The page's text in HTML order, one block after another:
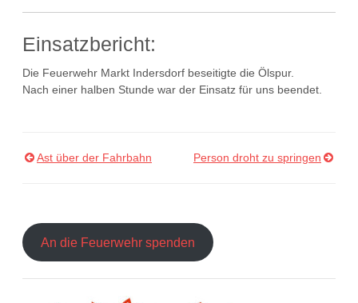
Einsatzbericht:
Die Feuerwehr Markt Indersdorf beseitigte die Ölspur.
Nach einer halben Stunde war der Einsatz für uns beendet.
Beitragsnavigation
Ast über der Fahrbahn Person droht zu springen
An die Feuerwehr spenden